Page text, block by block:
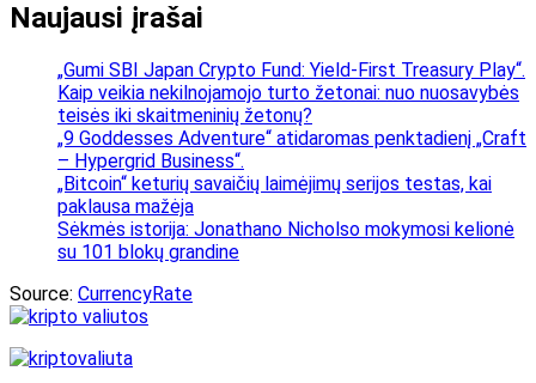
Naujausi įrašai
„Gumi SBI Japan Crypto Fund: Yield-First Treasury Play“.
Kaip veikia nekilnojamojo turto žetonai: nuo nuosavybės
teisės iki skaitmeninių žetonų?
„9 Goddesses Adventure“ atidaromas penktadienį „Craft
– Hypergrid Business“.
„Bitcoin“ keturių savaičių laimėjimų serijos testas, kai
paklausa mažėja
Sėkmės istorija: Jonathano Nicholso mokymosi kelionė
su 101 blokų grandine
Source: CurrencyRate